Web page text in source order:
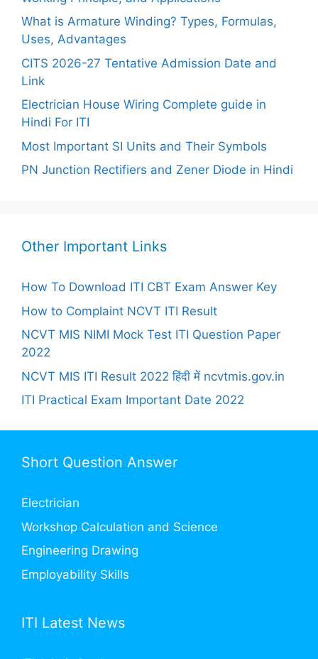
What is Armature Winding? Types, Formulas,
Uses, Advantages
CITS 2026-27 Tentative Admission Date and
Link
Electrician House Wiring Complete guide in
Hindi For ITI
Most Important SI Units and Their Symbols
PN Junction Rectifiers and Zener Diode in Hindi
Other Important Links
How To Download ITI CBT Exam Answer Key
How to Complaint NCVT ITI Result
NCVT MIS NIMI Mock Test ITI Question Paper
2022
NCVT MIS ITI Result 2022 हिंदी में ncvtmis.gov.in
ITI Practical Exam Important Date 2022
Short Question Answer
Electrician
Workshop Calculation and Science
Engineering Drawing
Employability Skills
ITI Latest News